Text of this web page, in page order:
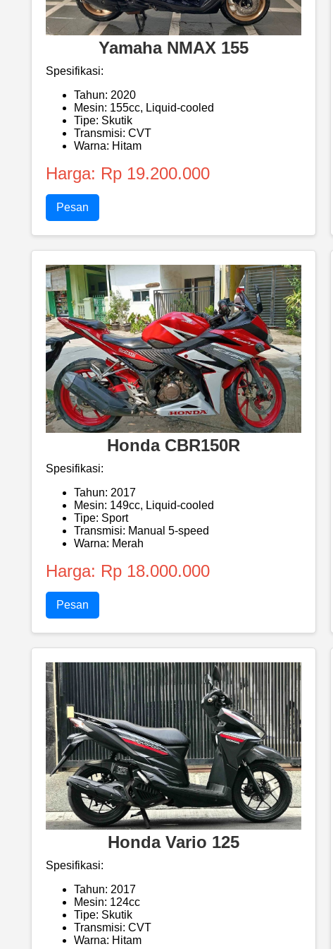
Yamaha NMAX 155
Spesifikasi:
Tahun: 2020
Mesin: 155cc, Liquid-cooled
Tipe: Skutik
Transmisi: CVT
Warna: Hitam
Harga: Rp 19.200.000
Pesan
Honda CBR150R
Spesifikasi:
Tahun: 2017
Mesin: 149cc, Liquid-cooled
Tipe: Sport
Transmisi: Manual 5-speed
Warna: Merah
Harga: Rp 18.000.000
Pesan
Honda Vario 125
Spesifikasi:
Tahun: 2017
Mesin: 124cc
Tipe: Skutik
Transmisi: CVT
Warna: Hitam